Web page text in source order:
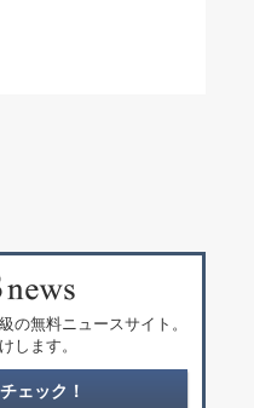
の無料ニュースサイト。
します。
ェック！